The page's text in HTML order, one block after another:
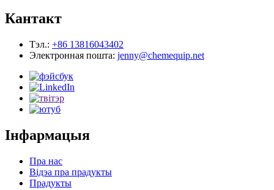
Кантакт
Тэл.: +86 13816043402
Электронная пошта: jenny@chemequip.net
Інфармацыя
Пра нас
Відэа пра прадукты
Прадукты